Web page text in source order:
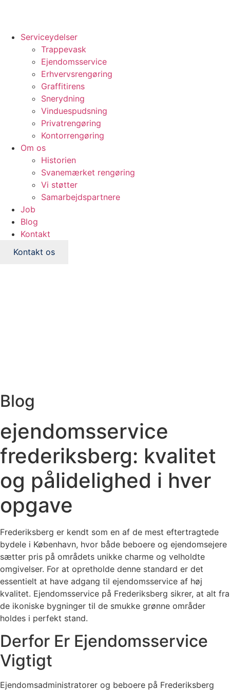
Serviceydelser
Trappevask
Ejendomsservice
Erhvervsrengøring
Graffitirens
Snerydning
Vinduespudsning
Privatrengøring
Kontorrengøring
Om os
Historien
Svanemærket rengøring
Vi støtter
Samarbejdspartnere
Job
Blog
Kontakt
Kontakt os
Blog
ejendomsservice
frederiksberg: kvalitet
og pålidelighed i hver
opgave
Frederiksberg er kendt som en af de mest eftertragtede
bydele i København, hvor både beboere og ejendomsejere
sætter pris på områdets unikke charme og velholdte
omgivelser. For at opretholde denne standard er det
essentielt at have adgang til ejendomsservice af høj
kvalitet. Ejendomsservice på Frederiksberg sikrer, at alt fra
de ikoniske bygninger til de smukke grønne områder
holdes i perfekt stand.
Derfor Er Ejendomsservice
Vigtigt
Ejendomsadministratorer og beboere på Frederiksberg